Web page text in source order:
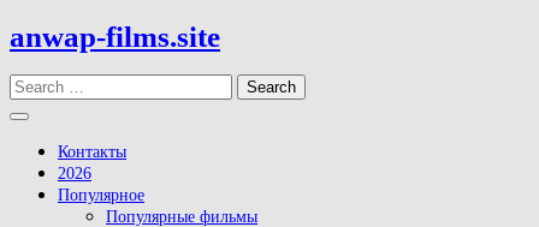
Skip
to
content
anwap-films.site
Search
Open
Button
Контакты
2026
Популярное
Популярные фильмы